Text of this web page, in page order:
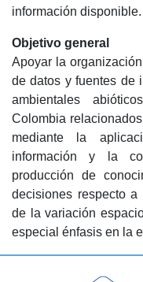
información disponible.
Objetivo general
Apoyar la
de datos y fuentes de
ambientales
Colombia
mediante la
información y la
producción de
decisiones respecto a
de la variación
especial énfasis en la